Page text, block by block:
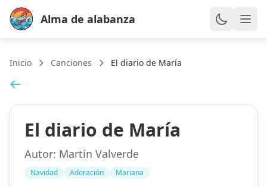
Alma de alabanza
Inicio Canciones El diario de María
El diario de María
Autor: Martín Valverde
Navidad Adoración Mariana